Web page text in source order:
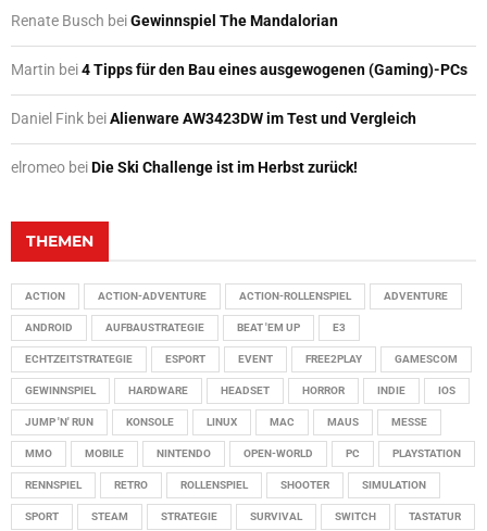
Renate Busch beiGewinnspiel The Mandalorian
Martin bei4 Tipps für den Bau eines ausgewogenen (Gaming)-PCs
Daniel Fink beiAlienware AW3423DW im Test und Vergleich
elromeo beiDie Ski Challenge ist im Herbst zurück!
THEMEN
ACTION ACTION-ADVENTURE ACTION-ROLLENSPIEL ADVENTURE
ANDROID AUFBAUSTRATEGIE BEAT 'EM UP E3
ECHTZEITSTRATEGIE ESPORT EVENT FREE2PLAY GAMESCOM
GEWINNSPIEL HARDWARE HEADSET HORROR INDIE IOS
JUMP 'N' RUN KONSOLE LINUX MAC MAUS MESSE
MMO MOBILE NINTENDO OPEN-WORLD PC PLAYSTATION
RENNSPIEL RETRO ROLLENSPIEL SHOOTER SIMULATION
SPORT STEAM STRATEGIE SURVIVAL SWITCH TASTATUR